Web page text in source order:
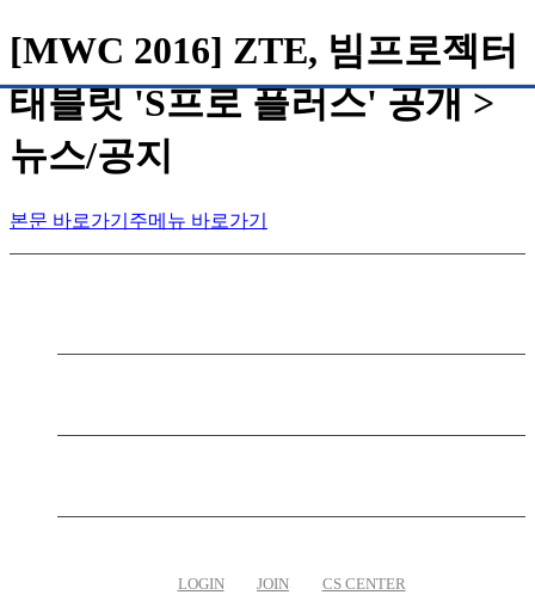
[MWC 2016] ZTE, 빔프로젝터
태블릿 'S프로 플러스' 공개 >
뉴스/공지
본문 바로가기 주메뉴 바로가기
LOGIN JOIN CS CENTER